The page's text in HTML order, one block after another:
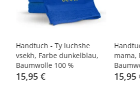
Handtuch - Ty luchshe
vsekh, Farbe dunkelblau,
Baumwolle 100 %
15,95 €
mama,
15,95